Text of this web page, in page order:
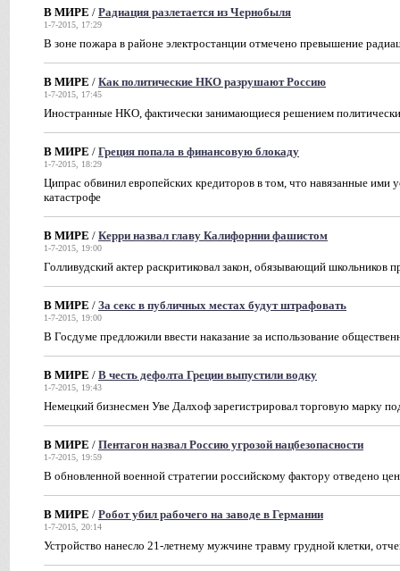
В МИРЕ / Радиация разлетается из Чернобыля
1-7-2015, 17:29
В зоне пожара в районе электростанции отмечено превышение
В МИРЕ / Как политические НКО разрушают Россию
1-7-2015, 17:45
Иностранные НКО, фактически занимающиеся решением
В МИРЕ / Греция попала в финансовую блокаду
1-7-2015, 18:29
Ципрас обвинил европейских кредиторов в том, что навязанные ими
катастрофе
В МИРЕ / Керри назвал главу Калифорнии фашистом
1-7-2015, 19:00
Голливудский актер раскритиковал закон, обязывающий школьников
В МИРЕ / За секс в публичных местах будут штрафовать
1-7-2015, 19:00
В Госдуме предложили ввести наказание за использование
В МИРЕ / В честь дефолта Греции выпустили водку
1-7-2015, 19:43
Немецкий бизнесмен Уве Далхоф зарегистрировал торговую марку
В МИРЕ / Пентагон назвал Россию угрозой нацбезопасности
1-7-2015, 19:59
В обновленной военной стратегии российскому фактору отведено
В МИРЕ / Робот убил рабочего на заводе в Германии
1-7-2015, 20:14
Устройство нанесло 21-летнему мужчине травму грудной клетки,